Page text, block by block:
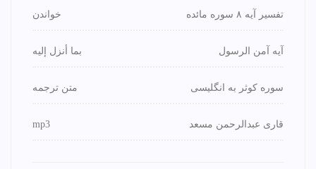
تفسیر آیه ۸ سوره مائده خواندن
آیه آمن الرسول بما أنزل إليه
سوره کوثر به انگلیسی متن ترجمه
قاری عبدالرحمن مسعد mp3